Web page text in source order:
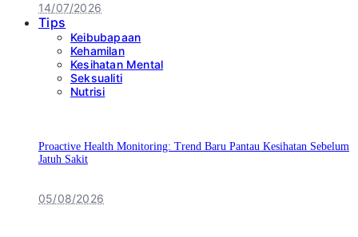
14/07/2026
Tips
Keibubapaan
Kehamilan
Kesihatan Mental
Seksualiti
Nutrisi
Proactive Health Monitoring: Trend Baru Pantau Kesihatan Sebelum
Jatuh Sakit
05/08/2026